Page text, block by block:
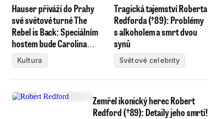
Hauser přiváží do Prahy
své světové turné The
Rebel is Back: Speciálním
hostem bude Carolina
Campbell
Kultura
Tragická tajemství Roberta
Redforda (†89): Problémy
s alkoholem a smrt dvou
synů
Světové celebrity
Zemřel ikonický herec Robert
Redford (†89): Detaily jeho smrti!